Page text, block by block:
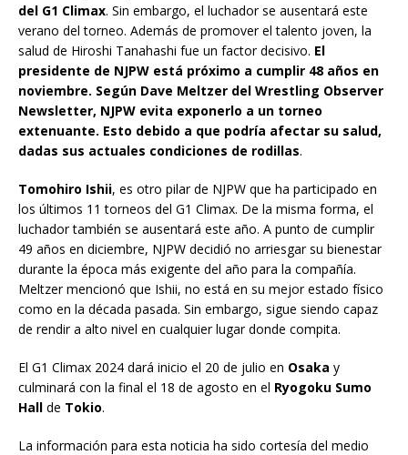
del G1 Climax. Sin embargo, el luchador se ausentará este
verano del torneo. Además de promover el talento joven, la
salud de Hiroshi Tanahashi fue un factor decisivo. El
presidente de NJPW está próximo a cumplir 48 años en
noviembre. Según Dave Meltzer del Wrestling Observer
Newsletter, NJPW evita exponerlo a un torneo
extenuante. Esto debido a que podría afectar su salud,
dadas sus actuales condiciones de rodillas.
Tomohiro Ishii, es otro pilar de NJPW que ha participado en
los últimos 11 torneos del G1 Climax. De la misma forma, el
luchador también se ausentará este año. A punto de cumplir
49 años en diciembre, NJPW decidió no arriesgar su bienestar
durante la época más exigente del año para la compañía.
Meltzer mencionó que Ishii, no está en su mejor estado físico
como en la década pasada. Sin embargo, sigue siendo capaz
de rendir a alto nivel en cualquier lugar donde compita.
El G1 Climax 2024 dará inicio el 20 de julio en Osaka y
culminará con la final el 18 de agosto en el Ryogoku Sumo
Hall de Tokio.
La información para esta noticia ha sido cortesía del medio